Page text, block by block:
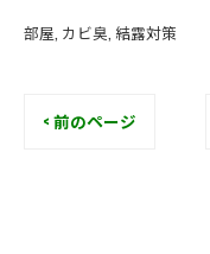
部屋 カビ臭 結露対策
< 前のページ